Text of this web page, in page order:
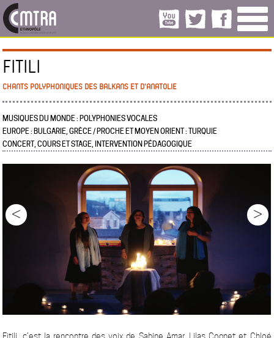
FITILI
CHANTS POLYPHONIQUES DES BALKANS ET D'ANATOLIE
MUSIQUES DU MONDE : POLYPHONIES VOCALES
EUROPE : BULGARIE, GRÈCE / PROCHE ET MOYEN ORIENT : TURQUIE
CONCERT, COURS ET STAGE, INTERVENTION PÉDAGOGIQUE
< >